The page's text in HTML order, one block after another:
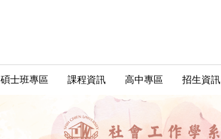
碩士班專區 課程資訊 高中專區 招生資訊